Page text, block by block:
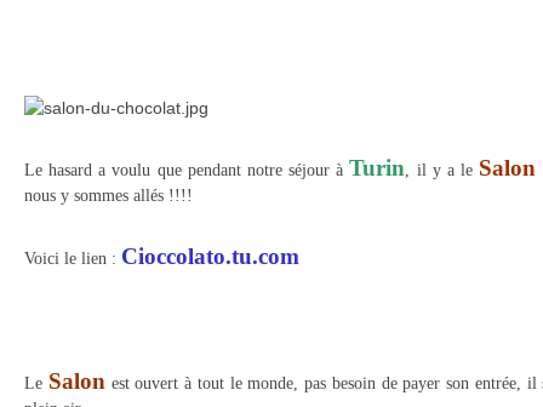
Le hasard a voulu que pendant notre séjour àTurin, il y a le
nous y sommes allés !!!!
Voici le lien : Cioccolato.tu.com
Le Salonest ouvert à tout le monde, pas besoin de payer son entrée, il